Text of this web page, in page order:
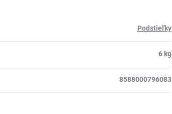
Podstieľky
6 kg
8588000796083